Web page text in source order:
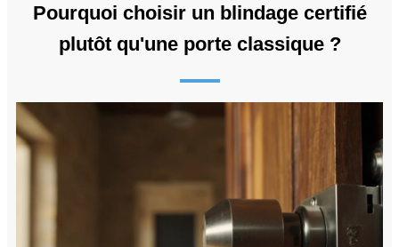
Pourquoi choisir un blindage certifié
plutôt qu'une porte classique ?